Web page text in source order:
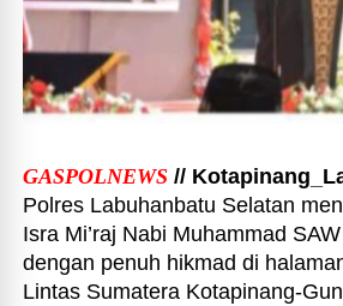
GASPOLNEWS //
Polres Labuhanbatu Selatan
Isra Mi’raj Nabi Muhammad
dengan penuh hikmad di
Lintas Sumatera Kotapinang-